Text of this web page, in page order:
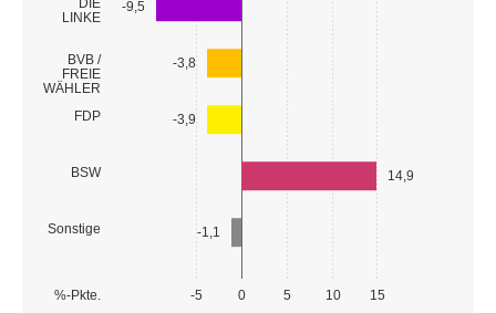
LINKE
BVB /
FREIE
WÄHLER
FDP
BSW
Sonstige
-5 0 5 10 15
%-Pkte.
-9,5
-3,8
-3,9
14,9
-1,1